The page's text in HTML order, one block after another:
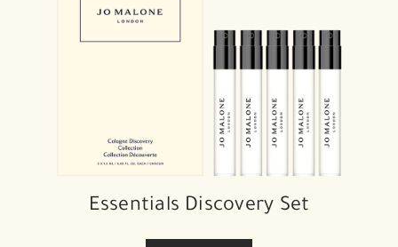
Essentials Discovery Set